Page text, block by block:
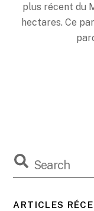
plus récent du
hectares. Ce
ARTICLES